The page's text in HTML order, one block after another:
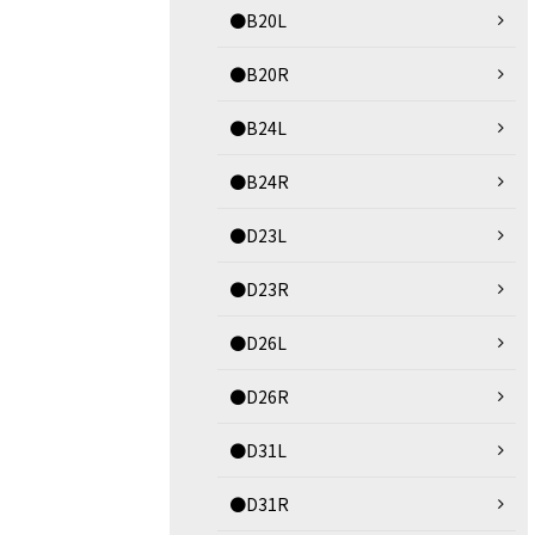
●B20L
●B20R
●B24L
●B24R
●D23L
●D23R
●D26L
●D26R
●D31L
●D31R